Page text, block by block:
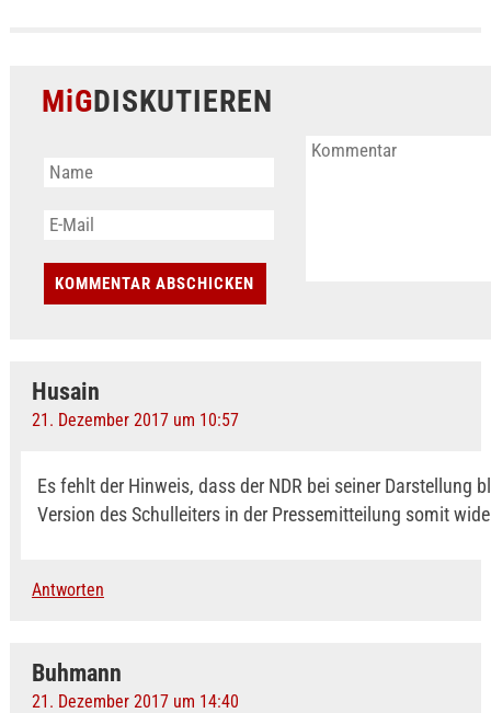
MiGDISKUTIEREN
Husain
21. Dezember 2017 um 10:57
Es fehlt der Hinweis, dass der NDR bei seiner Darstellung
Version des Schulleiters in der Pressemitteilung somit
Antworten
Buhmann
21. Dezember 2017 um 14:40